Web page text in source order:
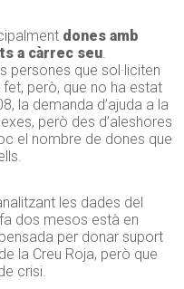
dones amb
a càrrec seu.
persones que sol·liciten
fet, però, que no ha estat
la demanda d’ajuda a la
però des d’aleshores
el nombre de dones que
les dades del
dos mesos està en
per donar suport
la Creu Roja, però que
crisi.